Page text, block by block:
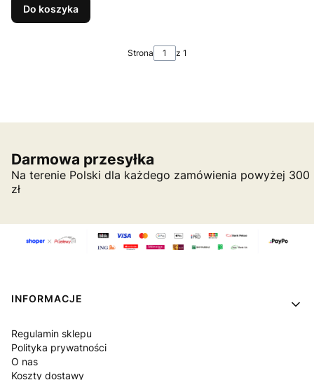
Do koszyka
Strona z 1
Darmowa przesyłka
Na terenie Polski dla każdego zamówienia powyżej 300
zł
Linki w stopce
INFORMACJE
Regulamin sklepu
Polityka prywatności
O nas
Koszty dostawy